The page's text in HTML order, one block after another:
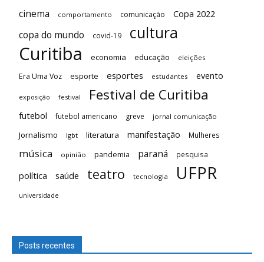
cinema comportamento comunicação Copa 2022
copa do mundo covid-19 cultura
Curitiba economia educação eleições
Era Uma Voz esporte esportes estudantes evento
exposição festival Festival de Curitiba
futebol futebol americano greve jornal comunicação
Jornalismo lgbt literatura manifestação Mulheres
música opinião pandemia paraná pesquisa
política saúde teatro tecnologia UFPR
universidade
Posts recentes